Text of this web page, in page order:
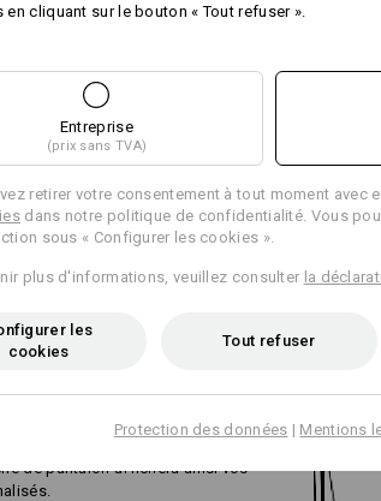
PARFAIT
pantalon de travail parfait ?
préférences et vos exigences.
de pantalon affichera ainsi vos
en cliquant sur le bouton « Tout refuser ».
Entreprise
(prix sans TVA)
retirer votre consentement à tout moment avec
dans notre politique de confidentialité. Vous
sous « Configurer les cookies ».
plus d'informations, veuillez consulter la
les
cookies
Tout refuser
Protection des données | Mentions